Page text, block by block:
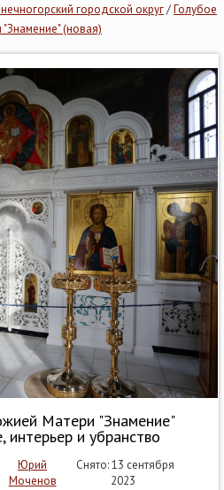
городской округ/Голубое
(новая)
Матери "Знамение"
интерьер и убранство
Юрий
Моченов
Снято: 13 сентября
2023